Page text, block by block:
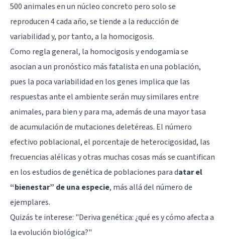
500 animales en un núcleo concreto pero solo se
reproducen 4 cada año, se tiende a la reducción de
variabilidad y, por tanto, a la homocigosis.
Como regla general, la homocigosis y endogamia se
asocian a un pronóstico más fatalista en una población,
pues la poca variabilidad en los genes implica que las
respuestas ante el ambiente serán muy similares entre
animales, para bien y para ma, además de una mayor tasa
de acumulación de mutaciones deletéreas. El número
efectivo poblacional, el porcentaje de heterocigosidad, las
frecuencias alélicas y otras muchas cosas más se cuantifican
en los estudios de genética de poblaciones para datar el
“bienestar” de una especie, más allá del número de
ejemplares.
Quizás te interese: "Deriva genética: ¿qué es y cómo afecta a
la evolución biológica?"